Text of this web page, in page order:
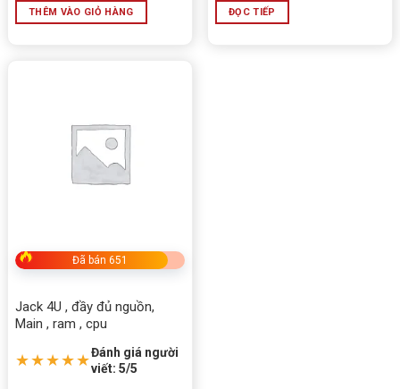
THÊM VÀO GIỎ HÀNG ĐỌC TIẾP
Đã bán 651
Jack 4U , đầy đủ nguồn,
Main , ram , cpu
★★★★★Đánh giá người
viết: 5/5